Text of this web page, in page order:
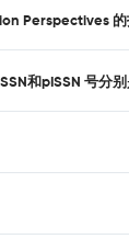
Perspectives 的
和pISSN 号分别